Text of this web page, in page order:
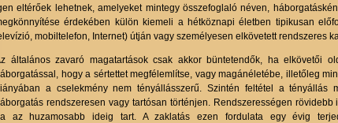
eltérőek lehetnek, amelyeket mintegy összefoglaló néven,
érdekében külön kiemeli a hétköznapi életben tipikusan
mobiltelefon, Internet) útján vagy személyesen elkövetett rendszeres
általános zavaró magatartások csak akkor büntetendők, ha elkövetői
hogy a sértettet megfélemlítse, vagy magánéletébe, illetőleg
a cselekmény nem tényállásszerű. Szintén feltétel a tényállás
rendszeresen vagy tartósan történjen. Rendszerességen
az huzamosabb ideig tart. A zaklatás ezen fordulata egy évig